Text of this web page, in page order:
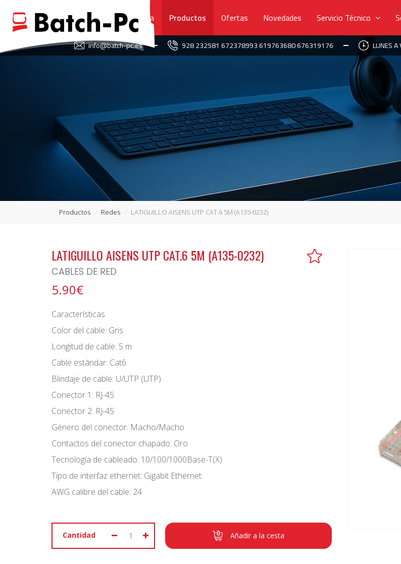
Portada Productos Ofertas Novedades Servicio Técnico
info@batch-pc.es 928 232581 672378993 619763680 676319176 LUNES
Productos Redes LATIGUILLO AISENS UTP CAT.6 5M (A135-0232)
LATIGUILLO AISENS UTP CAT.6 5M (A135-0232)
CABLES DE RED
5.90€
Características
Color del cable: Gris
Longitud de cable: 5 m
Cable estándar: Cat6
Blindaje de cable: U/UTP (UTP)
Conector 1: RJ-45
Conector 2: RJ-45
Género del conector: Macho/Macho
Contactos del conector chapado: Oro
Tecnología de cableado: 10/100/1000Base-T(X)
Tipo de interfaz ethernet: Gigabit Ethernet
AWG calibre del cable: 24
Cantidad Añadir a la cesta
FAVORITOS